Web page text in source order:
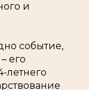
и
событие,
его
летнего